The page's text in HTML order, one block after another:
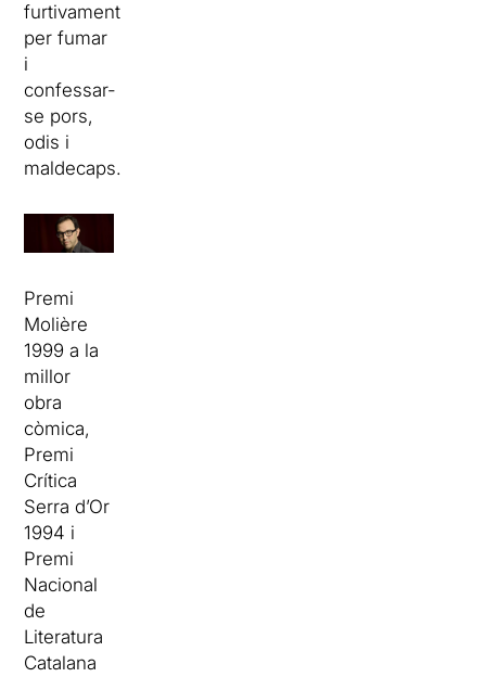
furtivament
per fumar
i
confessar-
se pors,
odis i
maldecaps.
Premi
Molière
1999 a la
millor
obra
còmica,
Premi
Crítica
Serra d’Or
1994 i
Premi
Nacional
de
Literatura
Catalana